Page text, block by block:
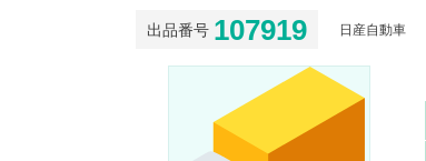
出品番号 107919 日産自動車